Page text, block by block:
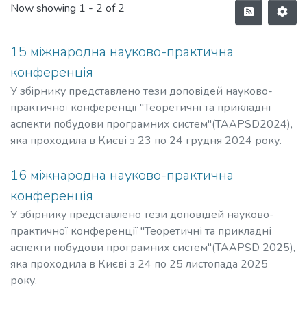
Now showing 1 - 2 of 2
15 міжнародна науково-практична
конференція
У збiрнику представлено тези доповiдей науково-
практичної конференцiї "Теоретичні та прикладні
аспекти побудови програмних систем"(TAAPSD2024),
яка проходила в Києві з 23 по 24 грудня 2024 року.
16 міжнародна науково-практична
конференція
У збірнику представлено тези доповідей науково-
практичної конференції "Теоретичні та прикладні
аспекти побудови програмних систем"(TAAPSD 2025),
яка проходила в Києві з 24 по 25 листопада 2025
року.